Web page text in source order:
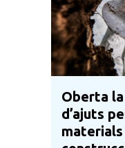
Oberta
d’ajuts
materials